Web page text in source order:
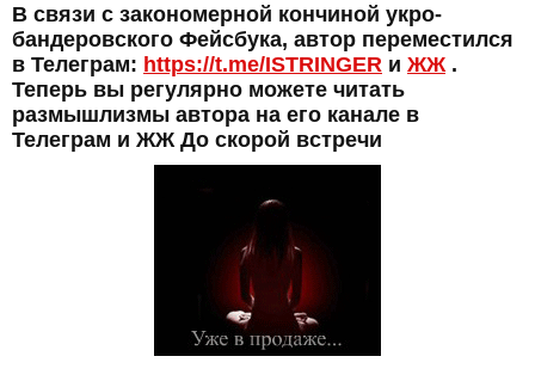
В связи с закономерной кончиной укро-
бандеровского Фейсбука, автор переместился
в Телеграм: https://t.me/ISTRINGER и ЖЖ .
Теперь вы регулярно можете читать
размышлизмы автора на его канале в
Телеграм и ЖЖ До скорой встречи